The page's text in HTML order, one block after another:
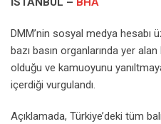
DMM’nin sosyal medya hesabı
bazı basın organlarında yer
olduğu ve kamuoyunu
içerdiği vurgulandı.
Açıklamada, Türkiye’deki tüm